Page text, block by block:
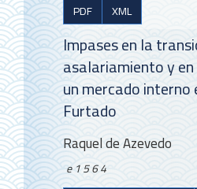
PDF
XML
Impases en la
asalariamiento y
un mercado interno
Furtado
Raquel de Azevedo
e1564